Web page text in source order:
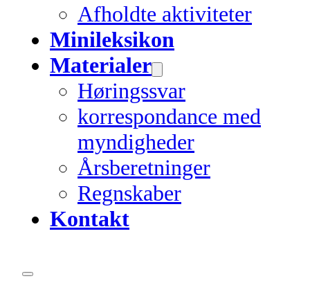
Afholdte aktiviteter
Minileksikon
Materialer
Høringssvar
korrespondance med
myndigheder
Årsberetninger
Regnskaber
Kontakt